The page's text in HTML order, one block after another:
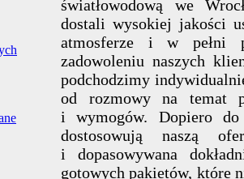
światłowodową we
dostali wysokiej jakości
atmosferze i w pełni
zadowoleniu naszych
podchodzimy
od rozmowy na temat
i wymogów. Dopiero
dostosowują naszą
i dopasowywana
gotowych pakietów, które